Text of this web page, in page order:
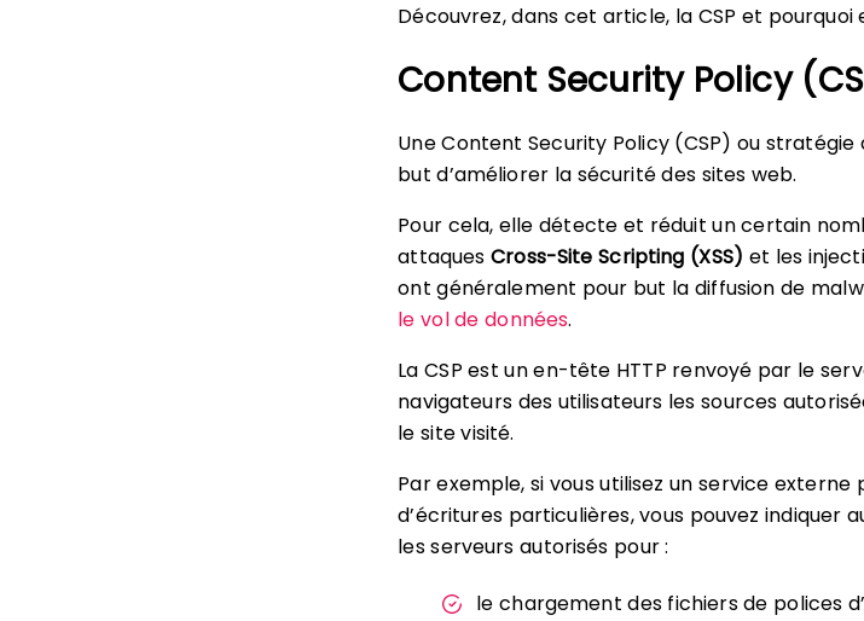
Découvrez, dans cet article, la CSP et
Content Security Policy
Une Content Security Policy (CSP) ou
but d’améliorer la sécurité des sites web.
Pour cela, elle détecte et réduit un certain
attaquesCross-Site Scripting (XSS) et les
ont généralement pour but la diffusion de
le vol de données.
La CSP est un en-tête HTTP renvoyé par le
navigateurs des utilisateurs les sources
le site visité.
Par exemple, si vous utilisez un service externe
d’écritures particulières, vous pouvez indiquer
les serveurs autorisés pour :
le chargement des fichiers de polices